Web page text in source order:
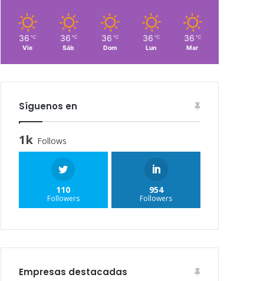
36 ℃
Vie
36 ℃
Sáb
36 ℃
Dom
36 ℃
Lun
36 ℃
Mar
Síguenos en
1k Follows
110
Followers
954
Followers
Empresas destacadas